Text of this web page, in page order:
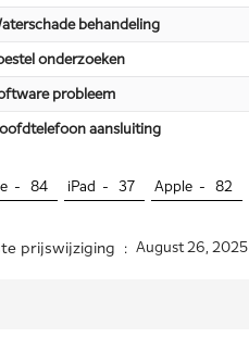
behandeling
onderzoeken
probleem
aansluiting
- 84 iPad - 37 Apple - 82
prijswijziging : August 26, 2025